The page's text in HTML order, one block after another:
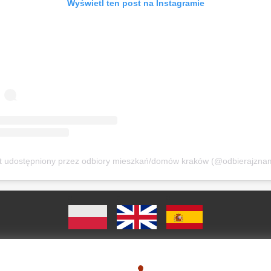
Wyświetl ten post na Instagramie
udostępniony przez odbiory mieszkań/domów kraków